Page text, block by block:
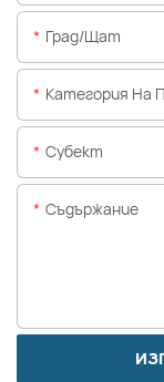
Град/щат
Категория На
Субект
Съдържание